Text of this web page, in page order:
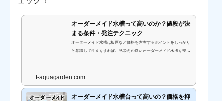
オーダーメイド水槽って高いのか？値段が決
まる条件・発注テクニック
オーダーメイド水槽は板厚など価格を左右するポイントをしっかり
と意識して注文をすれば、見栄えの良いオーダーメイド水槽を安く
t-aquagarden.com
オーダーメイド水槽台って高いの？価格を抑